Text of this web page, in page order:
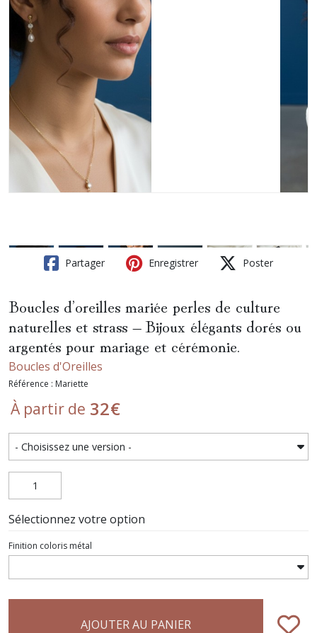
Partager Enregistrer Poster
Boucles d’oreilles mariée perles de culture
naturelles et strass – Bijoux élégants dorés ou
argentés pour mariage et cérémonie.
Boucles d'Oreilles
Référence : Mariette
À partir de 32€
Sélectionnez votre option
Finition coloris métal
AJOUTER AU PANIER